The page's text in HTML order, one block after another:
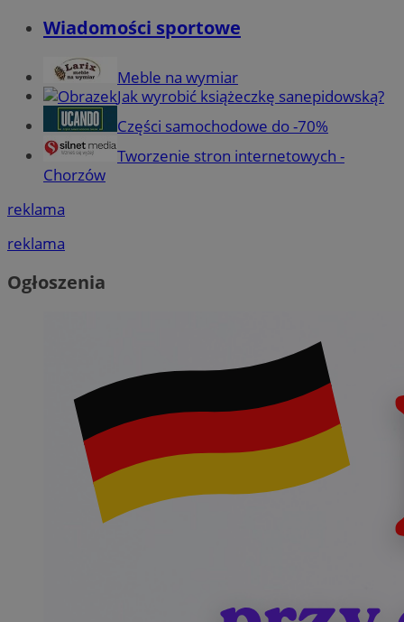
Wiadomości sportowe
Meble na wymiar
Jak wyrobić książeczkę sanepidowską?
Części samochodowe do -70%
Tworzenie stron internetowych -
Chorzów
reklama
reklama
Ogłoszenia